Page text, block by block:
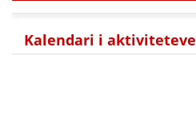
Kalendari i aktiviteteve